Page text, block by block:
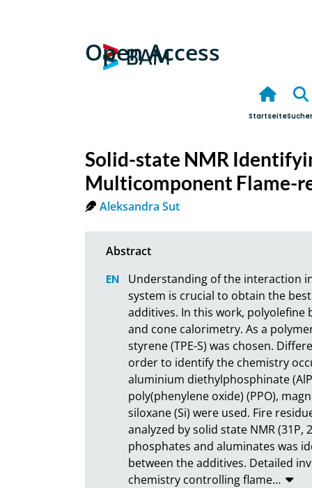
Open Access
Startseite
Solid-state NMR
Multicomponent Flame-
Aleksandra Sut
Understanding of the interaction
system is crucial to obtain the
additives. In this work, polyolefine
and cone calorimetry. As a
styrene (TPE-S) was chosen.
order to identify the chemistry
aluminium diethylphosphinate
poly(phenylene oxide) (PPO),
siloxane (Si) were used. Fire
analyzed by solid state NMR (31P,
phosphates and aluminates was
between the additives. Detailed
chemistry controlling flame…